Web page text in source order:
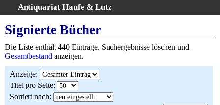
Antiquariat Haufe & Lutz
Home
Gesamtbestand
Kategorien
Schlagwörter
Suchergebnisse
Signierte Bücher
Die Liste enthält 440 Einträge. Suchergebnisse löschen und
Gesamtbestand anzeigen.
Anzeige:
Titel pro Seite:
Sortiert nach: